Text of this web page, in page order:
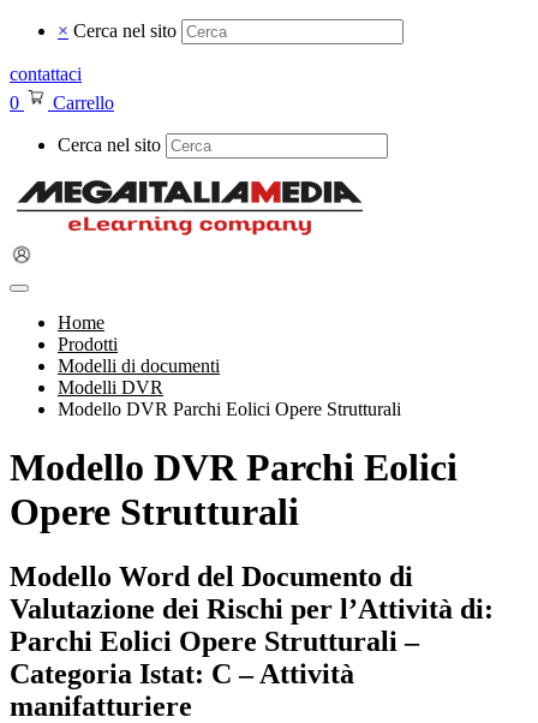
× Cerca nel sito
contattaci
0
Carrello
Cerca nel sito
Home
Prodotti
Modelli di documenti
Modelli DVR
Modello DVR Parchi Eolici Opere Strutturali
Modello DVR Parchi Eolici
Opere Strutturali
Modello Word del Documento di
Valutazione dei Rischi per l’Attività di:
Parchi Eolici Opere Strutturali –
Categoria Istat: C – Attività
manifatturiere